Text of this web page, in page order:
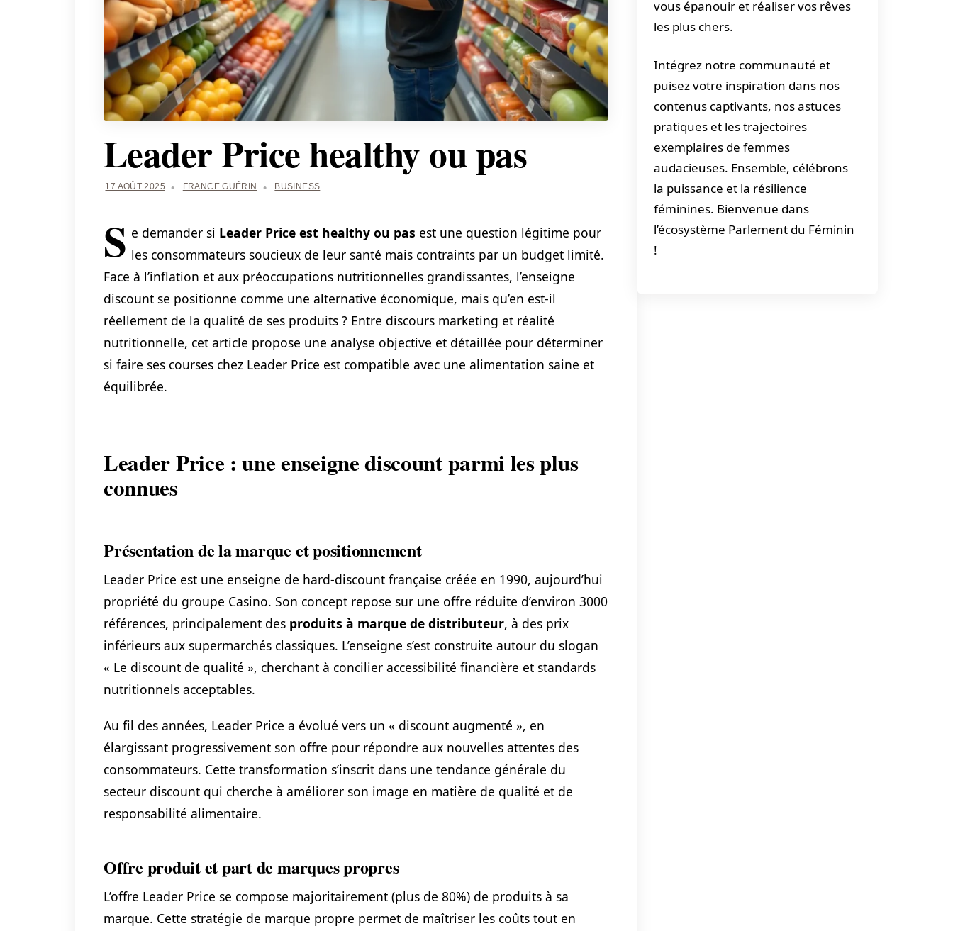
Leader Price healthy ou pas
17 AOÛT 2025 FRANCE GUÉRIN BUSINESS
S e demander si Leader Price est healthy ou pas est une question légitime pour
les consommateurs soucieux de leur santé mais contraints par un budget limité.
Face à l’inflation et aux préoccupations nutritionnelles grandissantes, l’enseigne
discount se positionne comme une alternative économique, mais qu’en est-il
réellement de la qualité de ses produits ? Entre discours marketing et réalité
nutritionnelle, cet article propose une analyse objective et détaillée pour déterminer
si faire ses courses chez Leader Price est compatible avec une alimentation saine et
équilibrée.
Leader Price : une enseigne discount parmi les plus
connues
Présentation de la marque et positionnement
Leader Price est une enseigne de hard-discount française créée en 1990, aujourd’hui
propriété du groupe Casino. Son concept repose sur une offre réduite d’environ 3000
références, principalement des produits à marque de distributeur, à des prix
inférieurs aux supermarchés classiques. L’enseigne s’est construite autour du slogan
« Le discount de qualité », cherchant à concilier accessibilité financière et standards
nutritionnels acceptables.
Au fil des années, Leader Price a évolué vers un « discount augmenté », en
élargissant progressivement son offre pour répondre aux nouvelles attentes des
consommateurs. Cette transformation s’inscrit dans une tendance générale du
secteur discount qui cherche à améliorer son image en matière de qualité et de
responsabilité alimentaire.
Offre produit et part de marques propres
L’offre Leader Price se compose majoritairement (plus de 80%) de produits à sa
marque. Cette stratégie de marque propre permet de maîtriser les coûts tout en
vous épanouir et réaliser vos rêves
les plus chers.
Intégrez notre communauté et
puisez votre inspiration dans nos
contenus captivants, nos astuces
pratiques et les trajectoires
exemplaires de femmes
audacieuses. Ensemble, célébrons
la puissance et la résilience
féminines. Bienvenue dans
l’écosystème Parlement du Féminin
!